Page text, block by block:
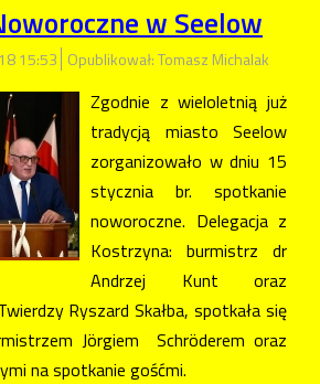
w Seelow
15:53 Opublikował: Tomasz Michalak
Zgodnie z wieloletnią już
tradycją miasto Seelow
zorganizowało w dniu 15
stycznia br. spotkanie
noworoczne. Delegacja z
Kostrzyna: burmistrz dr
Andrzej Kunt oraz
Ryszard Skałba, spotkała się
Jörgiem Schröderem oraz
na spotkanie gośćmi.